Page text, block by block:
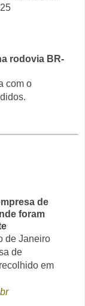
rodovia BR-
com o
de
foram
de Janeiro
de
em